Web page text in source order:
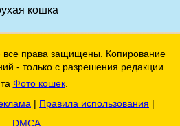
кошка
все права защищены. Копирование
- только с разрешения редакции
Фото кошек.
| Правила использования |
DMCA